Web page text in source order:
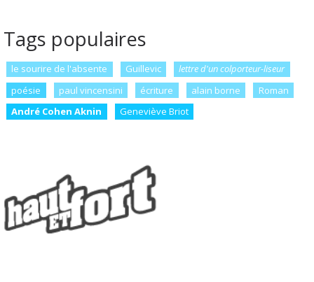
Tags populaires
le sourire de l'absente Guillevic
lettre d'un colporteur-liseur
poésie
paul vincensini écriture alain borne
Roman
André Cohen Aknin
Geneviève Briot